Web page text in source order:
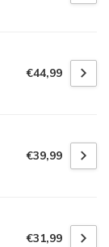
€44,99
€39,99
€31,99